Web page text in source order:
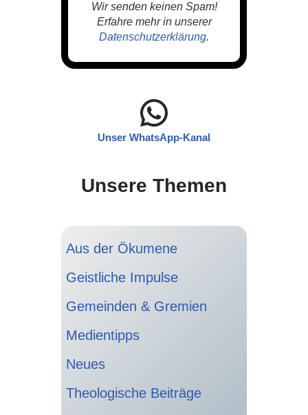
Wir senden keinen Spam!
Erfahre mehr in unserer
Datenschutzerklärung.
Unser WhatsApp-Kanal
Unsere Themen
Aus der Ökumene
Geistliche Impulse
Gemeinden & Gremien
Medientipps
Neues
Theologische Beiträge